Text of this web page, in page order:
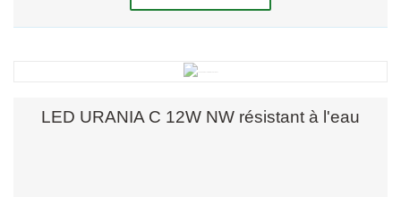
LED URANIA C 12W NW résistant à l'eau